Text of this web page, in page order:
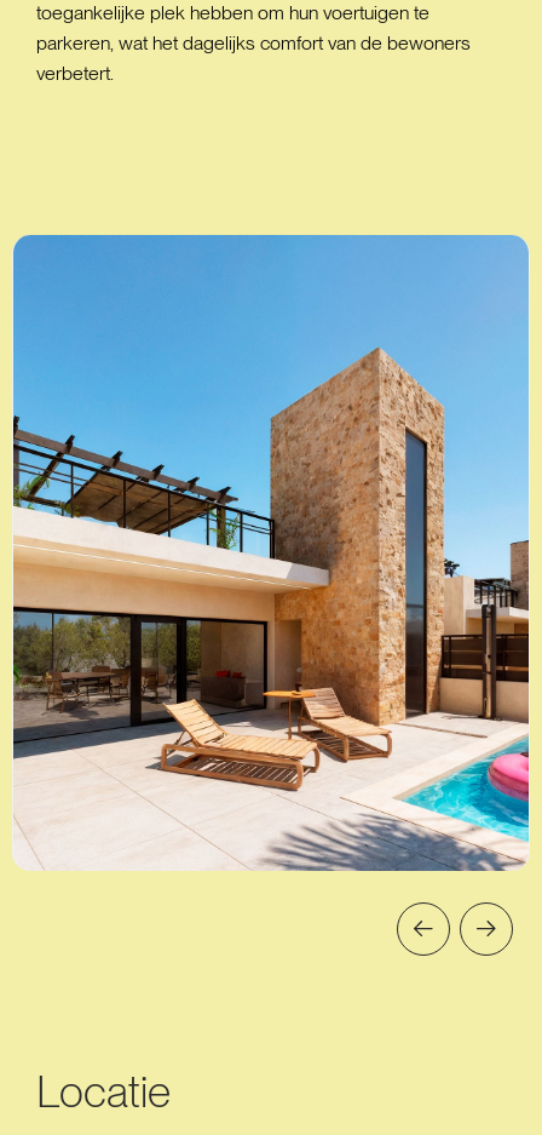
toegankelijke plek hebben om hun voertuigen te
parkeren, wat het dagelijks comfort van de bewoners
verbetert.
Locatie